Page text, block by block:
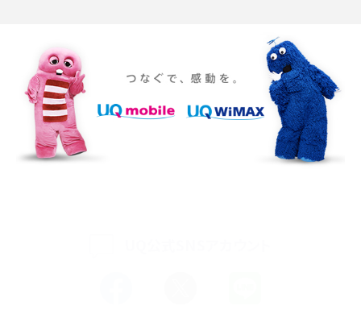
iPhone 16eとiPhone SE（第3世代）の違いは？サイズやスペックを比較して解説
iPhone 16eとiPhone 14を徹底比較！スペック・機能の違いをわかりやすく紹介
iPhone 16シリーズのモデルを比較！価格・サイズ・カメラ性能の違いを徹底解説
iPhone 16とiPhone 15の違いは？カメラ・スペック・機能を徹底比較